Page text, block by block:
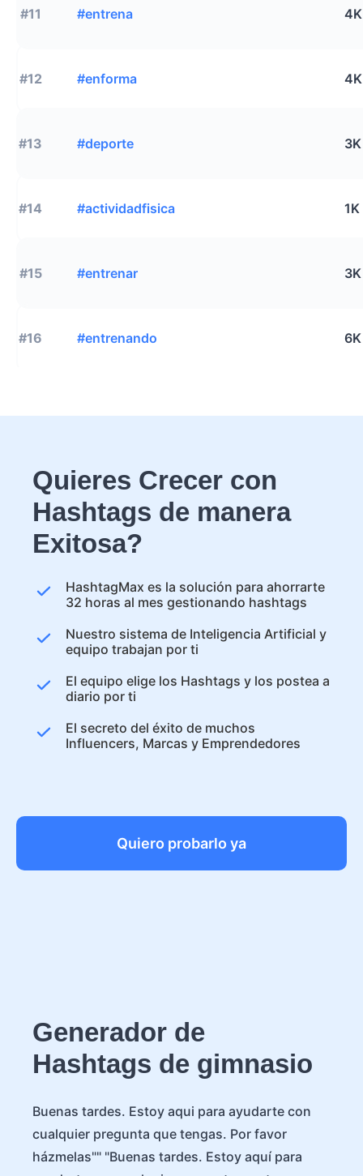
#11 #entrena 4K
#12 #enforma 4K
#13 #deporte 3K
#14 #actividadfisica 1K
#15 #entrenar 3K
#16 #entrenando 6K
Quieres Crecer con
Hashtags de manera
Exitosa?
HashtagMax es la solución para ahorrarte
32 horas al mes gestionando hashtags
Nuestro sistema de Inteligencia Artificial y
equipo trabajan por ti
El equipo elige los Hashtags y los postea a
diario por ti
El secreto del éxito de muchos
Influencers, Marcas y Emprendedores
Quiero probarlo ya
Generador de
Hashtags de gimnasio
Buenas tardes. Estoy aqui para ayudarte con
cualquier pregunta que tengas. Por favor
házmelas"" "Buenas tardes. Estoy aquí para